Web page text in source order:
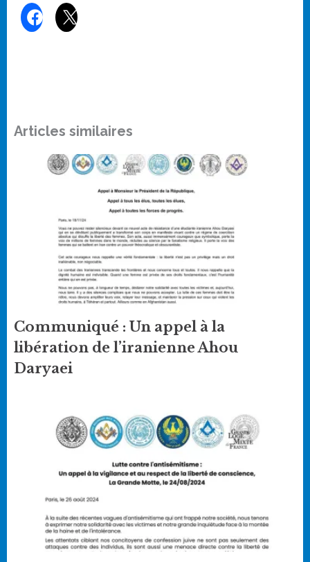
Articles similaires
Communiqué : Un appel à la
libération de l’iranienne Ahou
Daryaei